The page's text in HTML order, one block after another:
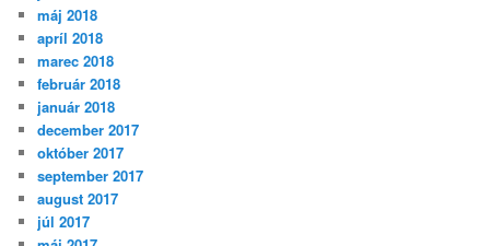
máj 2018
apríl 2018
marec 2018
február 2018
január 2018
december 2017
október 2017
september 2017
august 2017
júl 2017